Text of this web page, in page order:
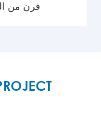
فرن من